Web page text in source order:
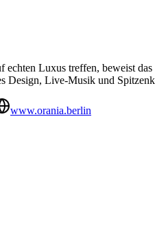
Luxus treffen, beweist
Design, Live-Musik und
www.orania.berlin